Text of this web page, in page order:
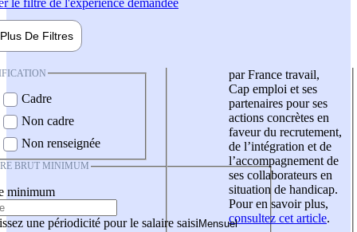
Plus De Filtres
Cadre
Non cadre
Non renseignée
BRUT MINIMUM
minimum
une périodicité pour le salaire saisi
par France travail,
Cap emploi et ses
partenaires pour ses
actions concrètes en
faveur du recrutement,
de l’intégration et de
l’accompagnement de
ses collaborateurs en
situation de handicap.
Pour en savoir plus,
consultez cet article.